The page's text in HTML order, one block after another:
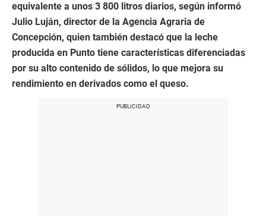
equivalente a unos 3 800 litros diarios, según informó
Julio Luján, director de la Agencia Agraria de
Concepción, quien también destacó que la leche
producida en Punto tiene características diferenciadas
por su alto contenido de sólidos, lo que mejora su
rendimiento en derivados como el queso.